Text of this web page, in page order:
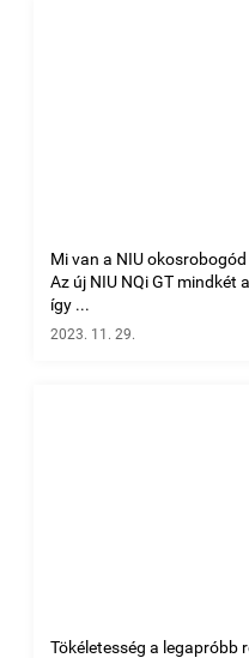
Mi van a NIU
Az új NIU NQi GT
így ...
2023. 11. 29.
Tökéletesség a legapróbb